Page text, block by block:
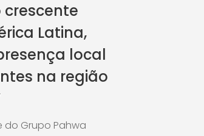
Latina,
local
na região
do Grupo Pahwa